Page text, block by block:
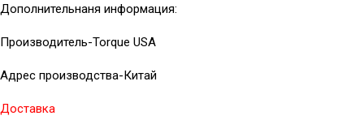
Дополнительнаня информация:
Производитель-Torque USA
Адрес производства-Китай
Доставка